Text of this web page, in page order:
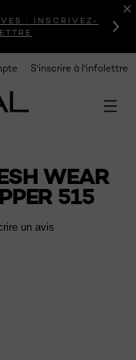
: INSCRIVEZ-
S'inscrire à l'infolettre
WEAR
515
un avis